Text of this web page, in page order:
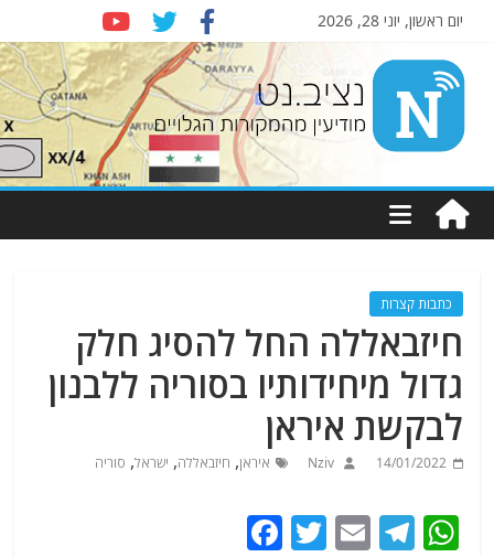
יום ראשון, יוני 28, 2026
Nziv.net
מודיעין
מהמקורות
כתבות קצרות
חיזבאללה החל להסיג חלק
גדול מיחידותיו בסוריה ללבנון
לבקשת איראן
14/01/2022
Nziv איראן, חיזבאללה, ישראל, סוריה
W
T
E
T